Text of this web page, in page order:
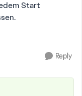
Start
Reply